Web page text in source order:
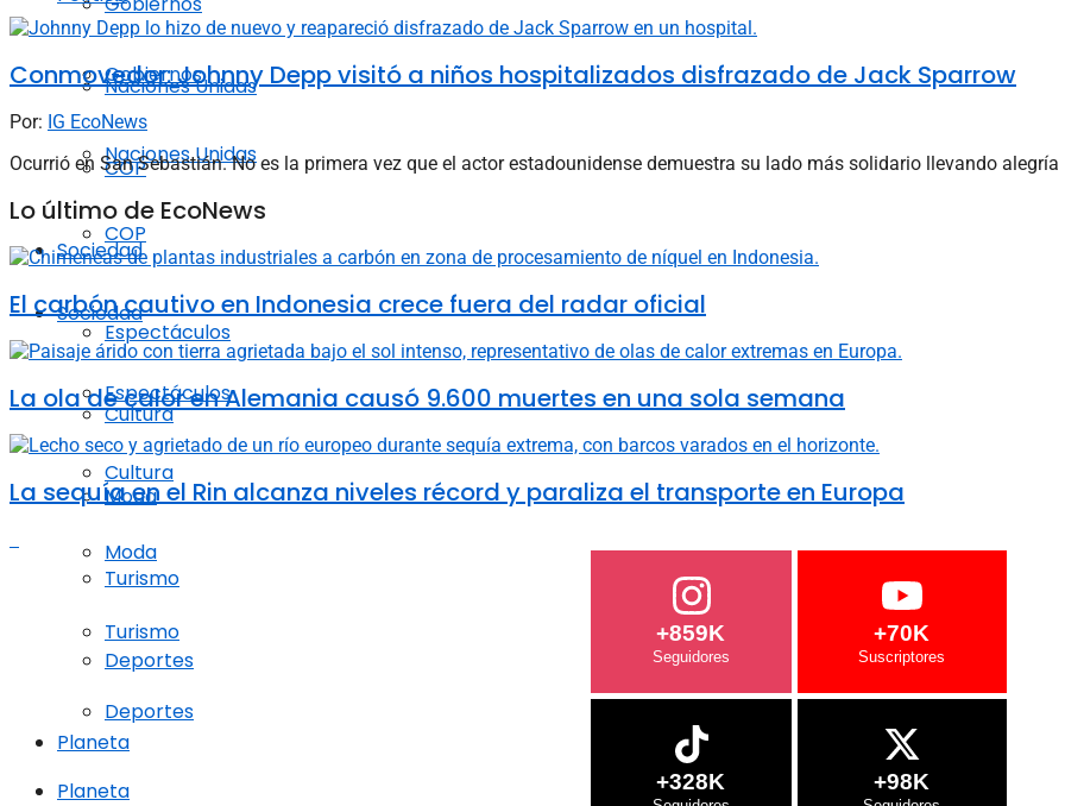
Naciones Unidas
COP
Sociedad
Espectáculos
Cultura
Moda
Turismo
Deportes
Planeta
Gobiernos
Naciones Unidas
COP
Sociedad
Espectáculos
Cultura
Moda
Turismo
Deportes
Planeta
Conmovedor: Johnny Depp visitó a niños hospitalizados disfrazado de Jack Sparrow
Por: IG EcoNews
Ocurrió en San Sebastián. No es la primera vez que el actor estadounidense demuestra su lado más solidario llevando alegría
Lo último de EcoNews
El carbón cautivo en Indonesia crece fuera del radar oficial
La ola de calor en Alemania causó 9.600 muertes en una sola semana
La sequía en el Rin alcanza niveles récord y paraliza el transporte en Europa
+859K +70K
+328K +98K